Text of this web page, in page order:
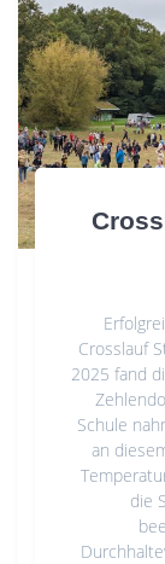
Crosslauf
2025 fand
Schule
an
die